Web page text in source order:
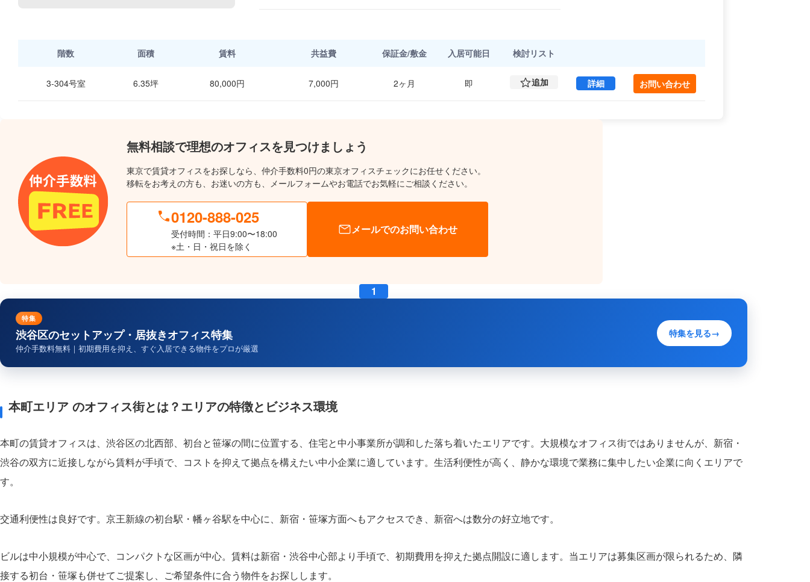
階数 面積 賃料 共益費 保証金/敷金 入居可能日 検討リスト
3-304号室 6.35坪 80,000円 7,000円 2ヶ月 即 追加 詳細ESPERANZA HATSUDAI 3-304号室 (20.99㎡) ｜本
お問い合わせ
無料相談で理想のオフィスを見つけましょう
東京で賃貸オフィスをお探しなら、仲介手数料0円の東京オフィスチェックにお任せください。
移転をお考えの方も、お迷いの方も、メールフォームやお電話でお気軽にご相談ください。
0120-888-025
受付時間：平日9:00〜18:00
※土・日・祝日を除く
メールでのお問い合わせ
1
特集
渋谷区のセットアップ・居抜きオフィス特集
仲介手数料無料｜初期費用を抑え、すぐ入居できる物件をプロが厳選
特集を見る→
本町エリア のオフィス街とは？エリアの特徴とビジネス環境
本町の賃貸オフィスは、渋谷区の北西部、初台と笹塚の間に位置する、住宅と中小事業所が調和した落ち着いたエリアです。大規模なオフィス街ではありませんが、新宿・
渋谷の双方に近接しながら賃料が手頃で、コストを抑えて拠点を構えたい中小企業に適しています。生活利便性が高く、静かな環境で業務に集中したい企業に向くエリアで
す。
交通利便性は良好です。京王新線の初台駅・幡ヶ谷駅を中心に、新宿・笹塚方面へもアクセスでき、新宿へは数分の好立地です。
ビルは中小規模が中心で、コンパクトな区画が中心。賃料は新宿・渋谷中心部より手頃で、初期費用を抑えた拠点開設に適します。当エリアは募集区画が限られるため、隣
接する初台・笹塚も併せてご提案し、ご希望条件に合う物件をお探しします。